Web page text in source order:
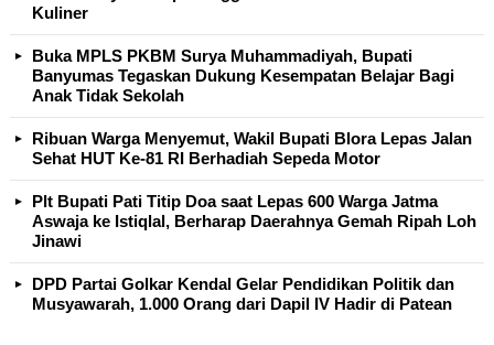
Kuliner
Buka MPLS PKBM Surya Muhammadiyah, Bupati
Banyumas Tegaskan Dukung Kesempatan Belajar Bagi
Anak Tidak Sekolah
Ribuan Warga Menyemut, Wakil Bupati Blora Lepas Jalan
Sehat HUT Ke-81 RI Berhadiah Sepeda Motor
Plt Bupati Pati Titip Doa saat Lepas 600 Warga Jatma
Aswaja ke Istiqlal, Berharap Daerahnya Gemah Ripah Loh
Jinawi
DPD Partai Golkar Kendal Gelar Pendidikan Politik dan
Musyawarah, 1.000 Orang dari Dapil IV Hadir di Patean